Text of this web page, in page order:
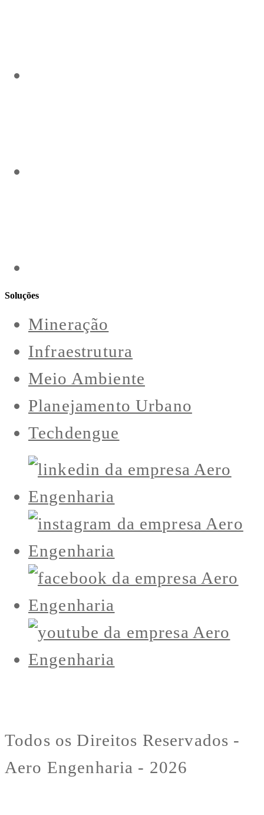
Soluções
Mineração
Infraestrutura
Meio Ambiente
Planejamento Urbano
Techdengue
Todos os Direitos Reservados -
Aero Engenharia - 2026